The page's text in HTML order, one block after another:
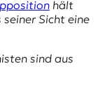
hält
Sicht eine
sind aus